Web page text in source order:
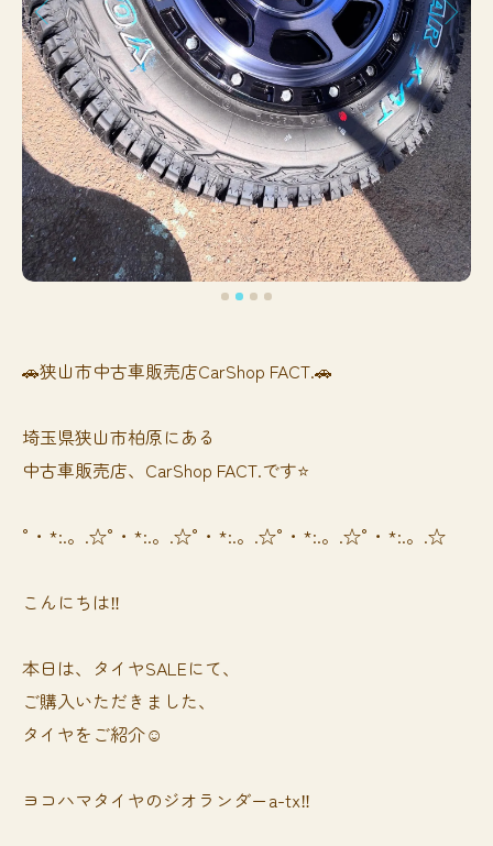
🚗狭山市中古車販売店CarShop FACT.🚗
埼玉県狭山市柏原にある
中古車販売店、CarShop FACT.です⭐️
°・*:.。.☆°・*:.。.☆°・*:.。.☆°・*:.。.☆°・*:.。.☆
こんにちは‼️
本日は、タイヤSALEにて、
ご購入いただきました、
タイヤをご紹介☺️
ヨコハマタイヤのジオランダーa-tx‼️